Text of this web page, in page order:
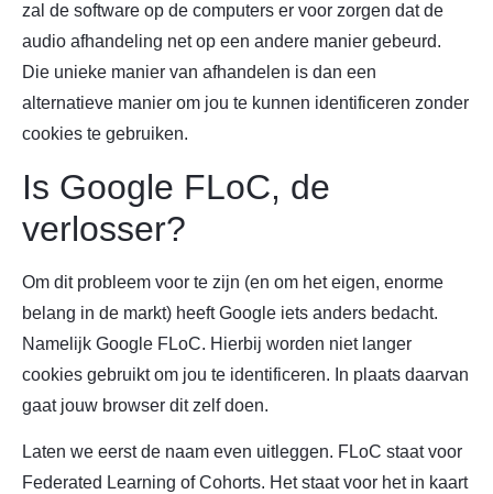
zal de software op de computers er voor zorgen dat de
audio afhandeling net op een andere manier gebeurd.
Die unieke manier van afhandelen is dan een
alternatieve manier om jou te kunnen identificeren zonder
cookies te gebruiken.
Is Google FLoC, de
verlosser?
Om dit probleem voor te zijn (en om het eigen, enorme
belang in de markt) heeft Google iets anders bedacht.
Namelijk Google FLoC. Hierbij worden niet langer
cookies gebruikt om jou te identificeren. In plaats daarvan
gaat jouw browser dit zelf doen.
Laten we eerst de naam even uitleggen. FLoC staat voor
Federated Learning of Cohorts. Het staat voor het in kaart